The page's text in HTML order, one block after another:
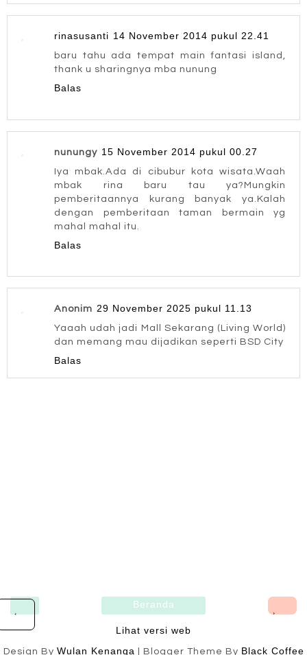
rinasusanti 14 November 2014 pukul 22.41
baru tahu ada tempat main fantasi island,
thank u sharingnya mba nunung
Balas
nunungy 15 November 2014 pukul 00.27
Iya mbak.Ada di cibubur kota wisata.Waah
mbak rina baru tau ya?Mungkin
pemberitaannya kurang banyak ya.Kalah
dengan pemberitaan taman bermain yg
mahal mahal itu.
Balas
Anonim 29 November 2025 pukul 11.13
Yaaah udah jadi Mall Sekarang (Living World)
dan memang mau dijadikan seperti BSD City
Balas
‹ ›
Beranda
Lihat versi web
Design By Wulan Kenanga | Blogger Theme By Black Coffee